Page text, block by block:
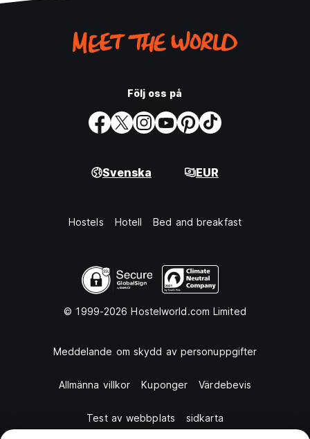
Följ oss på
Svenska EUR
Hostels Hotell Bed and breakfast
© 1999-2026 Hostelworld.com Limited
Meddelande om skydd av personuppgifter
Allmänna villkor Kuponger Värdebevis
Test av webbplats sidkarta